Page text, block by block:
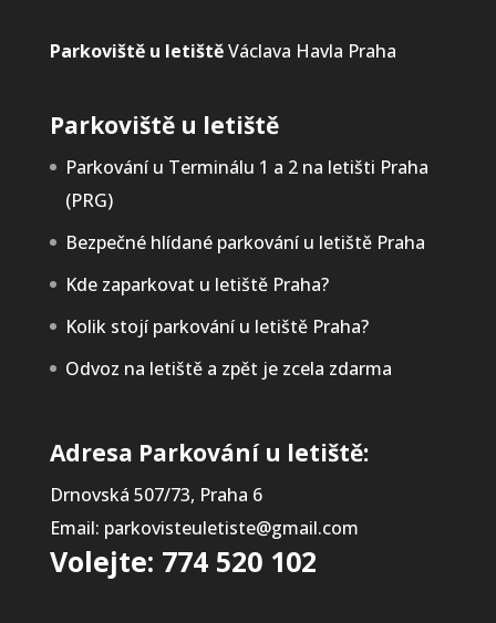
Parkoviště u letištěVáclava Havla Praha
Parkoviště u letiště
Parkování u Terminálu 1 a 2 na letišti Praha
(PRG)
Bezpečné hlídané parkování u letiště Praha
Kde zaparkovat u letiště Praha?
Kolik stojí parkování u letiště Praha?
Odvoz na letiště a zpět je zcela zdarma
Adresa Parkování u letiště:
Drnovská 507/73, Praha 6
Email: parkovisteuletiste@gmail.com
Volejte: 774 520 102